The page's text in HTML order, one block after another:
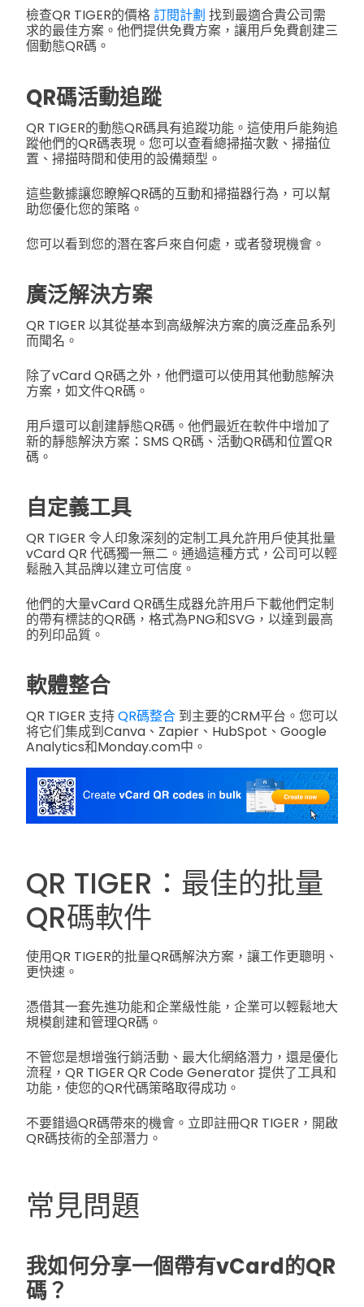
檢查QR TIGER的價格訂閱計劃 找到最適合貴公司需
求的最佳方案。他們提供免費方案，讓用戶免費創建三
個動態QR碼。
QR碼活動追蹤
QR TIGER的動態QR碼具有追蹤功能。這使用戶能夠追
蹤他們的QR碼表現。您可以查看總掃描次數、掃描位
置、掃描時間和使用的設備類型。
這些數據讓您瞭解QR碼的互動和掃描器行為，可以幫
助您優化您的策略。
您可以看到您的潛在客戶來自何處，或者發現機會。
廣泛解決方案
QR TIGER 以其從基本到高級解決方案的廣泛產品系列
而聞名。
除了vCard QR碼之外，他們還可以使用其他動態解決
方案，如文件QR碼。
用戶還可以創建靜態QR碼。他們最近在軟件中增加了
新的靜態解決方案：SMS QR碼、活動QR碼和位置QR
碼。
自定義工具
QR TIGER 令人印象深刻的定制工具允許用戶使其批量
vCard QR 代碼獨一無二。通過這種方式，公司可以輕
鬆融入其品牌以建立可信度。
他們的大量vCard QR碼生成器允許用戶下載他們定制
的帶有標誌的QR碼，格式為PNG和SVG，以達到最高
的列印品質。
軟體整合
QR TIGER 支持QR碼整合 到主要的CRM平台。您可以
将它们集成到Canva、Zapier、HubSpot、Google
Analytics和Monday.com中。
QR TIGER：最佳的批量
QR碼軟件
使用QR TIGER的批量QR碼解決方案，讓工作更聰明、
更快速。
憑借其一套先進功能和企業級性能，企業可以輕鬆地大
規模創建和管理QR碼。
不管您是想增強行銷活動、最大化網絡潛力，還是優化
流程，QR TIGER QR Code Generator 提供了工具和
功能，使您的QR代碼策略取得成功。
不要錯過QR碼帶來的機會。立即註冊QR TIGER，開啟
QR碼技術的全部潛力。
常見問題
我如何分享一個帶有vCard的QR
碼？